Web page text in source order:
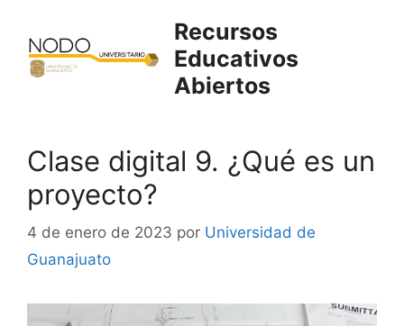
contenido
Recursos
Educativos
Abiertos
Clase digital 9. ¿Qué es un
proyecto?
4 de enero de 2023 por Universidad de
Guanajuato